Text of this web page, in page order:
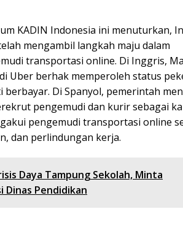
KADIN Indonesia ini menuturkan,
mengambil langkah maju dalam
transportasi online. Di Inggris,
Uber berhak memperoleh status
Di Spanyol, pemerintah
pengemudi dan kurir sebagai
pengemudi transportasi online
dan perlindungan kerja.
Daya Tampung Sekolah, Minta
Dinas Pendidikan